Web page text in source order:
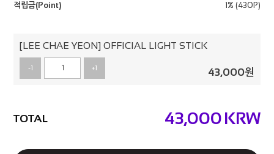
적립금(Point) 1% (430P)
[LEE CHAE YEON] OFFICIAL LIGHT STICK
+1
-1 43,000원
TOTAL 43,000 KRW